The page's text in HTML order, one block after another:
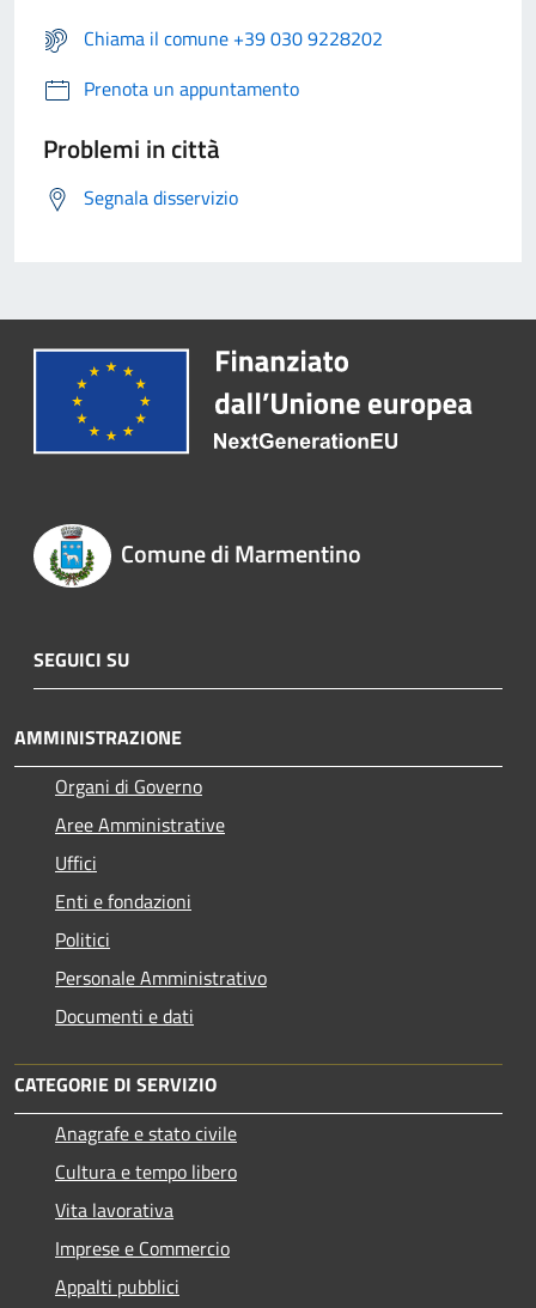
Chiama il comune +39 030 9228202
Prenota un appuntamento
Problemi in città
Segnala disservizio
Comune di Marmentino
SEGUICI SU
AMMINISTRAZIONE
Organi di Governo
Aree Amministrative
Uffici
Enti e fondazioni
Politici
Personale Amministrativo
Documenti e dati
CATEGORIE DI SERVIZIO
Anagrafe e stato civile
Cultura e tempo libero
Vita lavorativa
Imprese e Commercio
Appalti pubblici